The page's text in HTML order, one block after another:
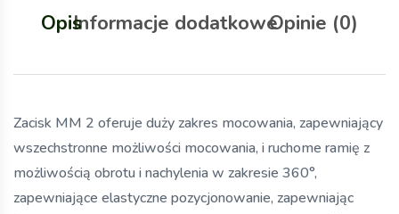
OpisInformacje dodatkoweOpinie (0)
Zacisk MM 2 oferuje duży zakres mocowania, zapewniający
wszechstronne możliwości mocowania, i ruchome ramię z
możliwością obrotu i nachylenia w zakresie 360°,
zapewniające elastyczne pozycjonowanie, zapewniając